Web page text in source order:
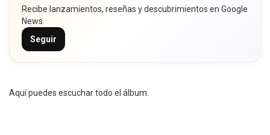
Recibe lanzamientos, reseñas y descubrimientos en Google
News.
Seguir
Aquí puedes escuchar todo el álbum.